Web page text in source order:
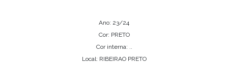
Ano: 23/24
Cor: PRETO
Cor interna: ..
Local: RIBEIRAO PRETO